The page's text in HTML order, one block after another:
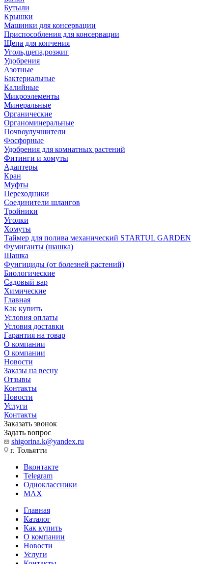
Бутыли
Крышки
Машинки для консервации
Приспособления для консервации
Щепа для копчения
Уголь,щепа,розжиг
Удобрения
Азотные
Бактериальные
Калийные
Микроэлементы
Минеральные
Органические
Органоминеральные
Почвоулучшители
Фосфорные
Удобрения для комнатных растений
Фитинги и хомуты
Адаптеры
Кран
Муфты
Переходники
Соединители шлангов
Тройники
Уголки
Хомуты
Таймер для полива механический STARTUL GARDEN
Фумиганты (шашка)
Шашка
Фунгициды (от болезней растений)
Биологические
Садовый вар
Химические
Главная
Как купить
Условия оплаты
Условия доставки
Гарантия на товар
О компании
О компании
Новости
Заказы на весну
Отзывы
Контакты
Новости
Услуги
Контакты
Заказать звонок
Задать вопрос
shigorina.k@yandex.ru
г. Тольятти
Вконтакте
Telegram
Одноклассники
MAX
Главная
Каталог
Как купить
О компании
Новости
Услуги